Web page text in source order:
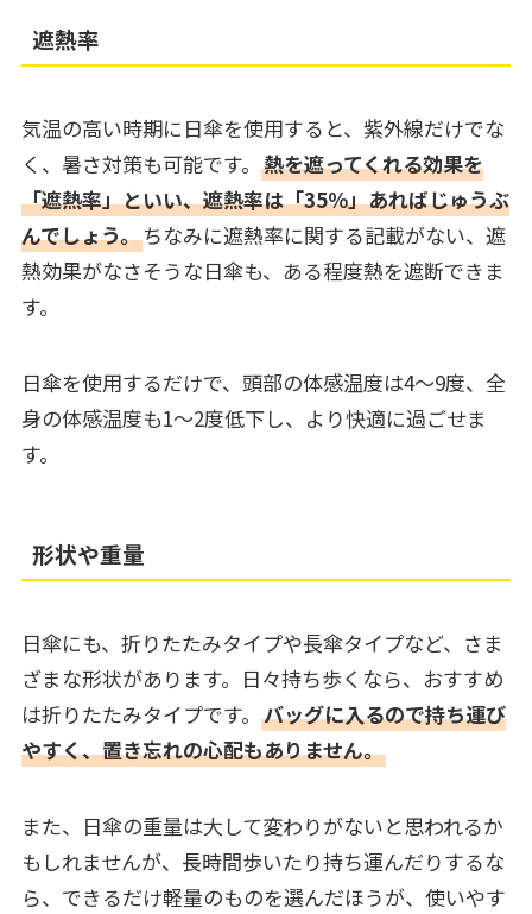
遮熱率
気温の高い時期に日傘を使用すると、紫外線だけでな
く、暑さ対策も可能です。 熱を遮ってくれる効果を
「遮熱率」といい、遮熱率は「35％」あればじゅうぶ
んでしょう。ちなみに遮熱率に関する記載がない、遮
熱効果がなさそうな日傘も、ある程度熱を遮断できま
す。
日傘を使用するだけで、頭部の体感温度は4～9度、全
身の体感温度も1～2度低下し、より快適に過ごせま
す。
形状や重量
日傘にも、折りたたみタイプや長傘タイプなど、さま
ざまな形状があります。日々持ち歩くなら、おすすめ
は折りたたみタイプです。 バッグに入るので持ち運び
やすく、置き忘れの心配もありません。
また、日傘の重量は大して変わりがないと思われるか
もしれませんが、長時間歩いたり持ち運んだりするな
ら、できるだけ軽量のものを選んだほうが、使いやす